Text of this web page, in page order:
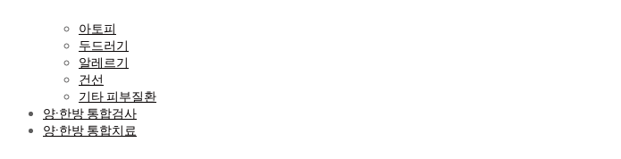
아토피
두드러기
알레르기
건선
기타 피부질환
양·한방 통합검사
양·한방 통합치료